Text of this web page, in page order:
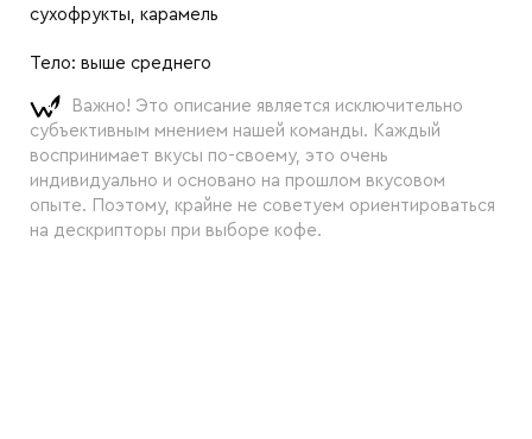
сухофрукты, карамель
Тело: выше среднего
Важно! Это описание является исключительно
субъективным мнением нашей команды. Каждый
воспринимает вкусы по-своему, это очень
индивидуально и основано на прошлом вкусовом
опыте. Поэтому, крайне не советуем ориентироваться
на дескрипторы при выборе кофе.